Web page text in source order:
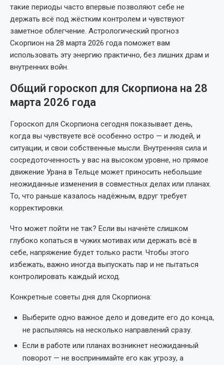
такие периоды часто впервые позволяют себе не
держать всё под жёстким контролем и чувствуют
заметное облегчение. Астрологический прогноз
Скорпион на 28 марта 2026 года поможет вам
использовать эту энергию практично, без лишних драм и
внутренних войн.
Общий гороскоп для Скорпиона на 28
марта 2026 года
Гороскоп для Скорпиона сегодня показывает день,
когда вы чувствуете всё особенно остро — и людей, и
ситуации, и свои собственные мысли. Внутренняя сила и
сосредоточенность у вас на высоком уровне, но прямое
движение Урана в Тельце может приносить небольшие
неожиданные изменения в совместных делах или планах.
То, что раньше казалось надёжным, вдруг требует
корректировки.
Что может пойти не так? Если вы начнёте слишком
глубоко копаться в чужих мотивах или держать всё в
себе, напряжение будет только расти. Чтобы этого
избежать, важно иногда выпускать пар и не пытаться
контролировать каждый исход.
Конкретные советы дня для Скорпиона:
Выберите одно важное дело и доведите его до конца,
не распыляясь на несколько направлений сразу.
Если в работе или планах возникнет неожиданный
поворот — не воспринимайте его как угрозу, а